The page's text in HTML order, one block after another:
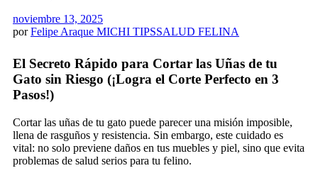
noviembre 13, 2025
por Felipe Araque MICHI TIPSSALUD FELINA
El Secreto Rápido para Cortar las Uñas de tu
Gato sin Riesgo (¡Logra el Corte Perfecto en 3
Pasos!)
Cortar las uñas de tu gato puede parecer una misión imposible,
llena de rasguños y resistencia. Sin embargo, este cuidado es
vital: no solo previene daños en tus muebles y piel, sino que evita
problemas de salud serios para tu felino.